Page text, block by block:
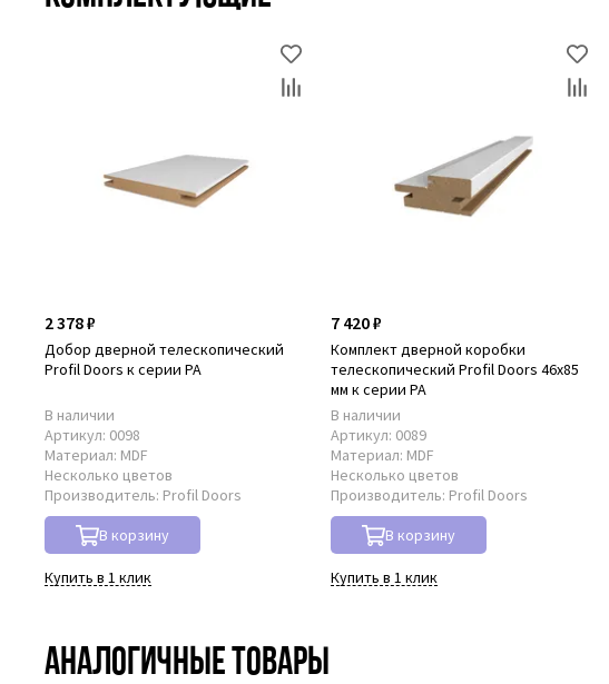
2 378 ₽
Добор дверной телескопический
Profil Doors к серии PA
В наличии
Артикул: 0098
Материал: MDF
Несколько цветов
Производитель: Profil Doors
В корзину
Купить в 1 клик
7 420 ₽
Комплект дверной коробки
телескопический Profil Doors 46x85
мм к серии PA
В наличии
Артикул: 0089
Материал: MDF
Несколько цветов
Производитель: Profil Doors
В корзину
Купить в 1 клик
Аналогичные товары